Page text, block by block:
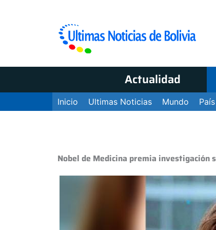
Actualidad
Inicio Ultimas Noticias Mundo País
Nobel de Medicina premia investigación